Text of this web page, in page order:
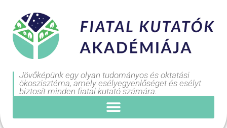
Jövőképünk egy olyan tudományos és oktatási
ökoszisztéma, amely esélyegyenlőséget és esélyt
biztosít minden fiatal kutató számára.